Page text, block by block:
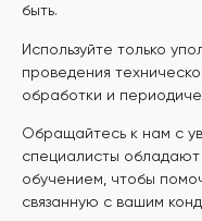
быть.
Используйте только
проведения
обработки и
Обращайтесь к нам с
специалисты
обучением, чтобы
связанную с вашим